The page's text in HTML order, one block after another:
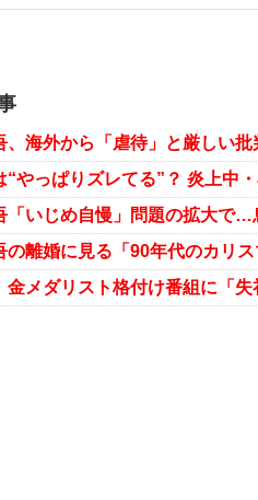
「いじめ自慢」問題の拡大で…
の離婚に見る「90年代のカリ